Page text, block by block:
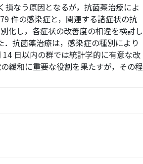
なう原因となるが，抗菌薬治療によ
件の感染症と，関連する諸症状の抗
化し，各症状の改善度の相違を検討し
抗菌薬治療は，感染症の種別により
日以内の群では統計学的に有意な改
緩和に重要な役割を果たすが，その程